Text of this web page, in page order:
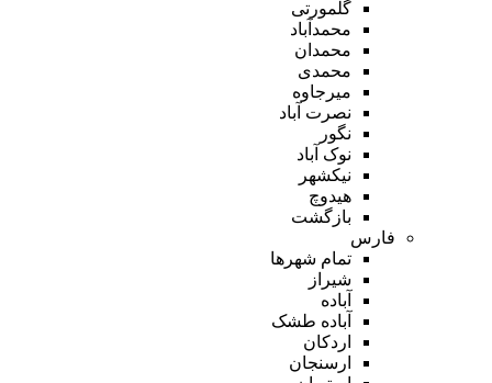
گلمورتی
محمدآباد
محمدان
محمدی
میرجاوه
نصرت آباد
نگور
نوک آباد
نیکشهر
هیدوچ
بازگشت
فارس
تمام شهر‌ها
شیراز
آباده
آباده طشک
اردکان
ارسنجان